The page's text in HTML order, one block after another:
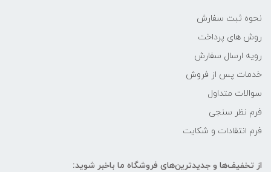
نحوه ثبت سفارش
روش های پرداخت
رویه ارسال سفارش
خدمات پس از فروش
سوالات متداول
فرم نظر سنجی
فرم انتقادات و شکایت
از تخفیف‌ها و جدیدترین‌های فروشگاه ما باخبر شوید: